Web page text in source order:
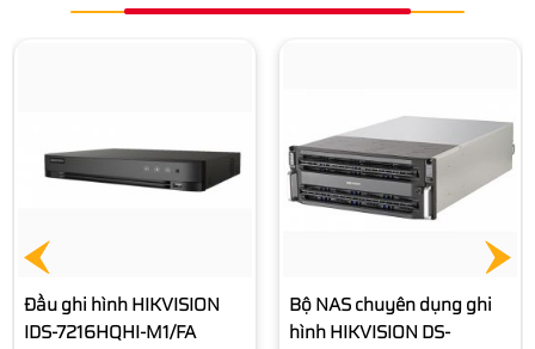
Bộ NAS chuyên dụng ghi
hình HIKVISION DS-
AT1000S/320
Liên hệ